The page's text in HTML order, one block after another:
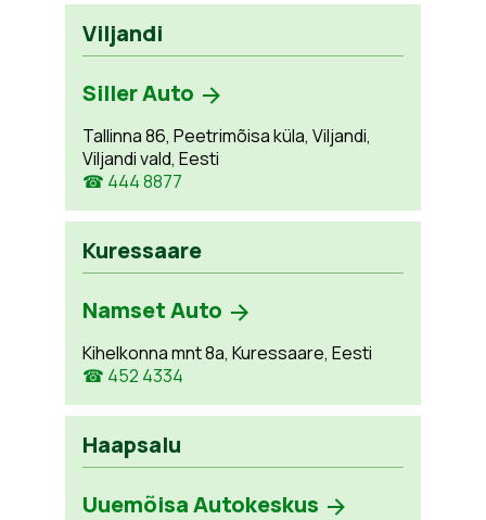
Viljandi
Siller Auto
Tallinna 86, Peetrimõisa küla, Viljandi,
Viljandi vald, Eesti
☎ 444 8877
Kuressaare
Namset Auto
Kihelkonna mnt 8a, Kuressaare, Eesti
☎ 452 4334
Haapsalu
Uuemõisa Autokeskus